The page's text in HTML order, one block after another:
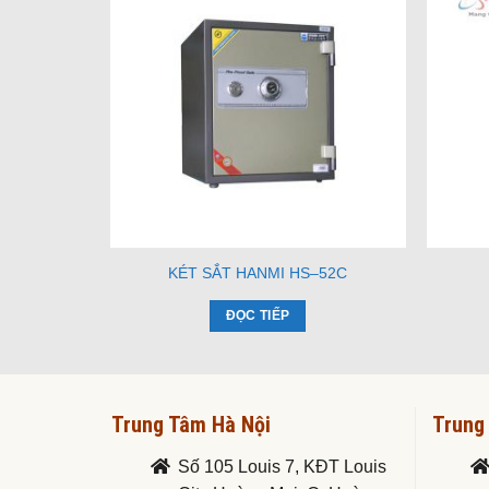
KÉT SẮT HANMI HS–52C
ĐỌC TIẾP
Trung Tâm Hà Nội
Số 105 Louis 7, KĐT Louis